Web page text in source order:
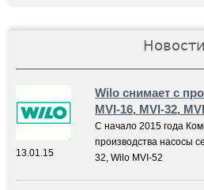
Новости
13.01.15
Wilo снимает с
MVI-16, MVI-32,
С начало 2015 года
производства насосы
32, Wilo MVI-52